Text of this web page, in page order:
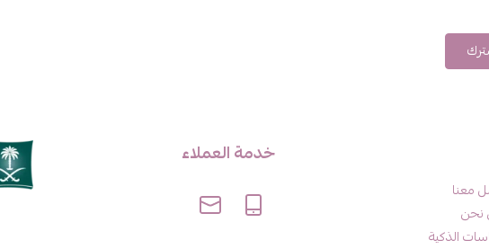
معنا
نحن
الذكية
خدمة العملاء